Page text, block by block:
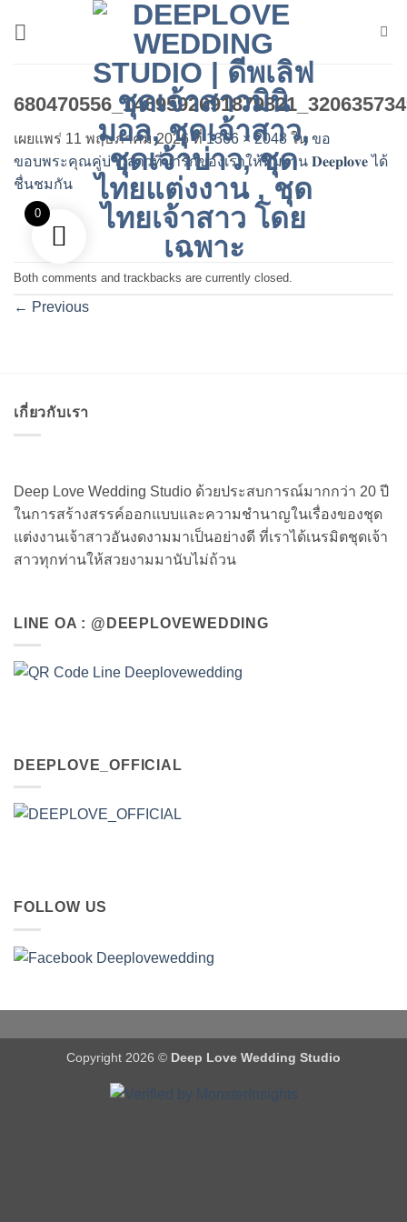
เผยแพร่ 11 พฤษภาคม 2026ที่1366 × 2048 ใน ขอ
ขอบพระคุณคู่บ่าวสาวที่น่ารักของเราให้ทีมงาน 𝐃𝐞𝐞𝐩𝐥𝐨𝐯𝐞 ได้
ชื่นชมกัน
Both comments and trackbacks are currently closed.
← Previous
เกี่ยวกับเรา
Deep Love Wedding Studio ด้วยประสบการณ์มากกว่า 20 ปี
ในการสร้างสรรค์ออกแบบและความชำนาญในเรื่องของชุด
แต่งงานเจ้าสาวอันงดงามมาเป็นอย่างดี ที่เราได้เนรมิตชุดเจ้า
สาวทุกท่านให้สวยงามมานับไม่ถ้วน
LINE OA : @DEEPLOVEWEDDING
DEEPLOVE_OFFICIAL
FOLLOW US
Copyright 2026 © Deep Love Wedding Studio
0